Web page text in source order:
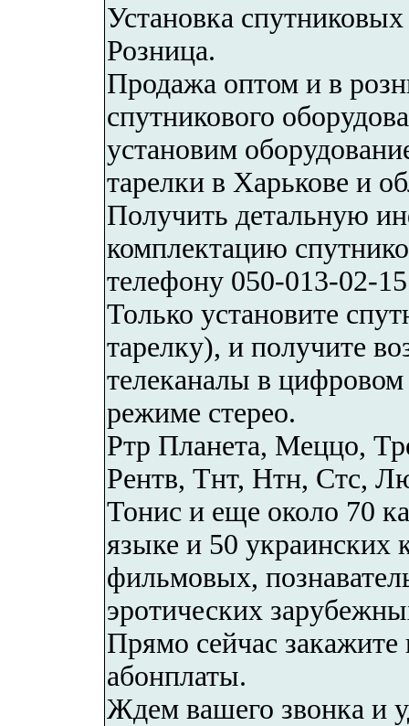
Установка
Розница.
Продажа оптом и в
спутникового
установим
тарелки в Харькове и
Получить детальную
комплектацию
телефону 050-013-02-
Только установите
тарелку), и получите
телеканалы в
режиме стерео.
Ртр Планета, Меццо,
Рентв, Тнт, Нтн, Стс,
Тонис и еще около 70
языке и 50 украинских
фильмовых,
эротических
Прямо сейчас
абонплаты.
Ждем вашего звонка и